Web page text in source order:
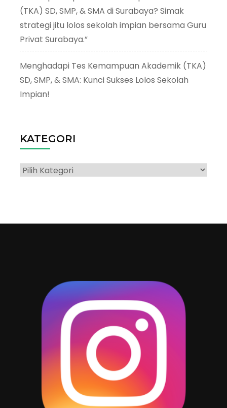
(TKA) SD, SMP, & SMA di Surabaya? Simak
strategi jitu lolos sekolah impian bersama Guru
Privat Surabaya.”
Menghadapi Tes Kemampuan Akademik (TKA)
SD, SMP, & SMA: Kunci Sukses Lolos Sekolah
Impian!
KATEGORI
Kategori